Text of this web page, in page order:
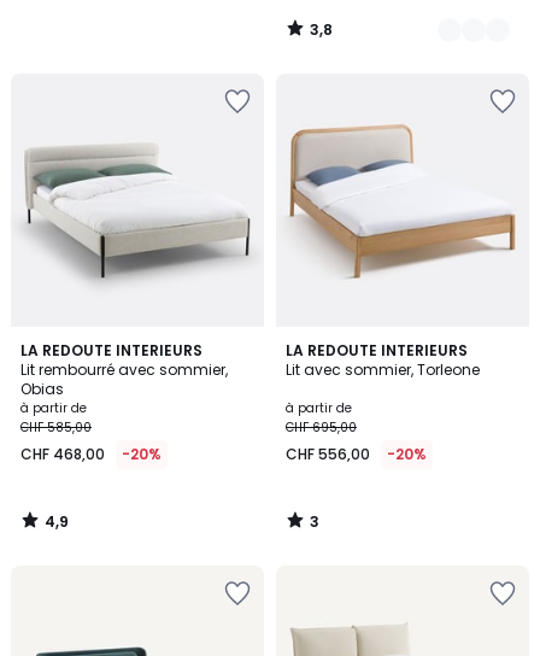
3,8
/
LA REDOUTE INTERIEURS
Lit rembourré avec sommier,
Obias
à partir de
CHF 585,00
CHF 468,00 -20%
4,9
/ 5
4,9
/
LA REDOUTE INTERIEURS
Lit avec sommier, Torleone
à partir de
CHF 695,00
CHF 556,00 -20%
3
/
3
/